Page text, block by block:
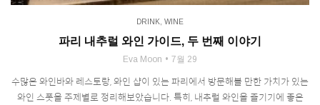
DRINK, WINE
파리 내추럴 와인 가이드, 두 번째 이야기
Eva Moon 7월 29
수많은 와인바와 레스토랑, 와인 샵이 있는 파리에서 방문해볼 만한 가치가 있는
와인 스폿을 주제별로 정리해보았습니다. 특히, 내추럴 와인을 즐기기에 좋은